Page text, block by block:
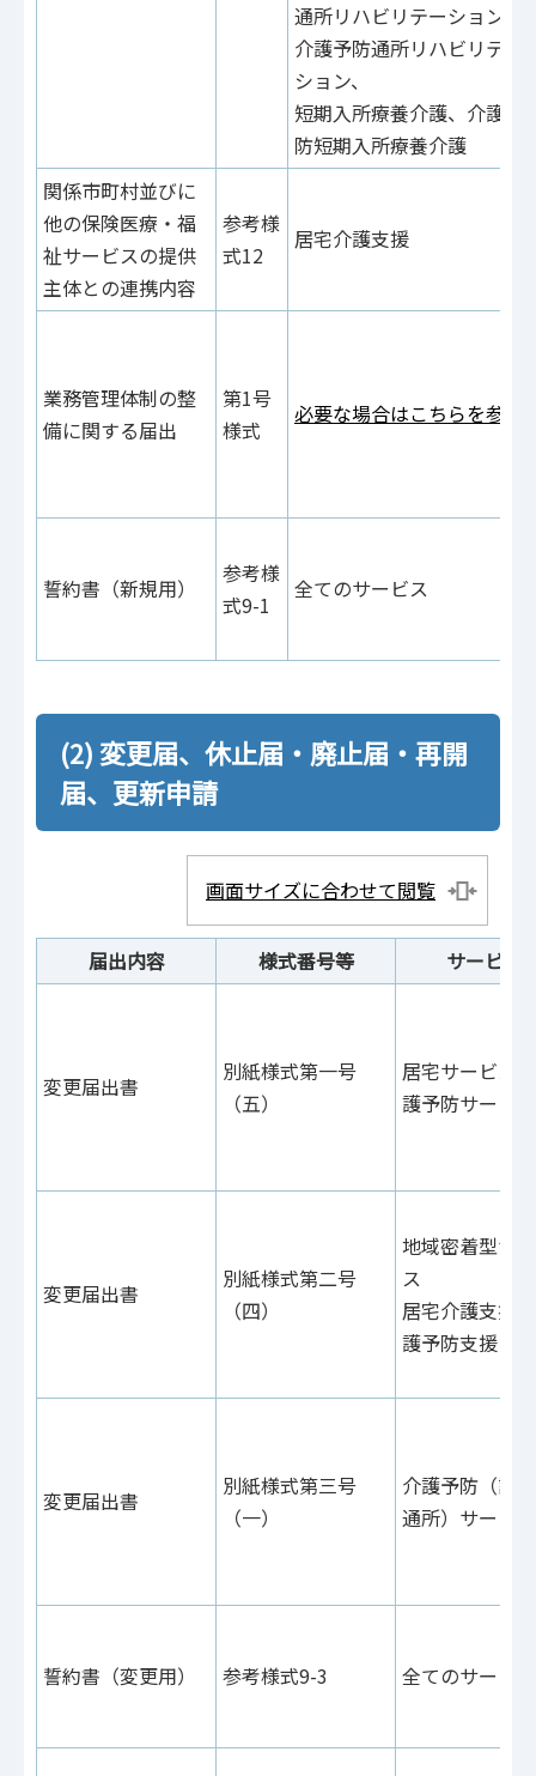
通所リハビリテーション、
介護予防通所リハビリテー
ション、
短期入所療養介護、介護予
防短期入所療養介護
関係市町村並びに
他の保険医療・福
祉サービスの提供
主体との連携内容
参考様
式12
居宅介護支援
業務管理体制の整
備に関する届出
第1号
様式
必要な場合はこちらを参照
誓約書（新規用）
参考様
式9-1
全てのサービス
(2) 変更届、休止届・廃止届・再開
届、更新申請
画面サイズに合わせて閲覧
届出内容 様式番号等 サービス
変更届出書
別紙様式第一号
（五）
居宅サービス
護予防サービス
変更届出書
別紙様式第二号
（四）
地域密着型サ
ス
居宅介護支援
護予防支援
変更届出書
別紙様式第三号
（一）
介護予防（訪
通所）サービス
誓約書（変更用） 参考様式9-3 全てのサービス